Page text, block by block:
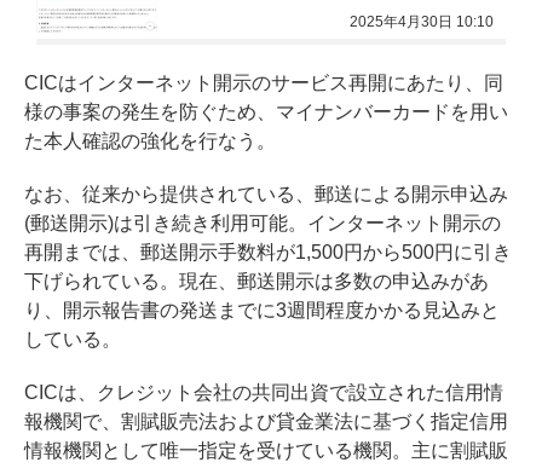
2025年4月30日 10:10
CICはインターネット開示のサービス再開にあたり、同
様の事案の発生を防ぐため、マイナンバーカードを用い
た本人確認の強化を行なう。
なお、従来から提供されている、郵送による開示申込み
(郵送開示)は引き続き利用可能。インターネット開示の
再開までは、郵送開示手数料が1,500円から500円に引き
下げられている。現在、郵送開示は多数の申込みがあ
り、開示報告書の発送までに3週間程度かかる見込みと
している。
CICは、クレジット会社の共同出資で設立された信用情
報機関で、割賦販売法および貸金業法に基づく指定信用
情報機関として唯一指定を受けている機関。主に割賦販